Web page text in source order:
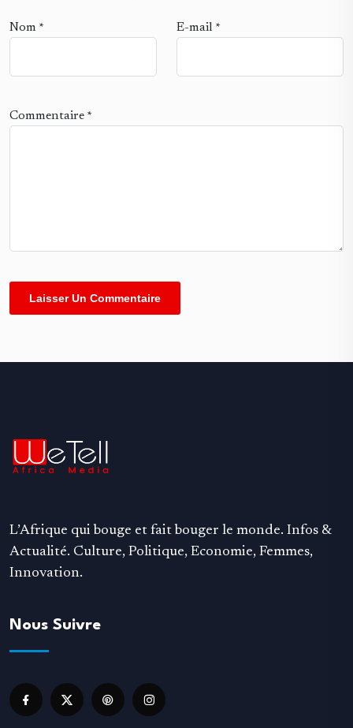
Nom * E-mail *
Commentaire *
L’Afrique qui bouge et fait bouger le monde. Infos &
Actualité. Culture, Politique, Economie, Femmes,
Innovation.
Nous Suivre